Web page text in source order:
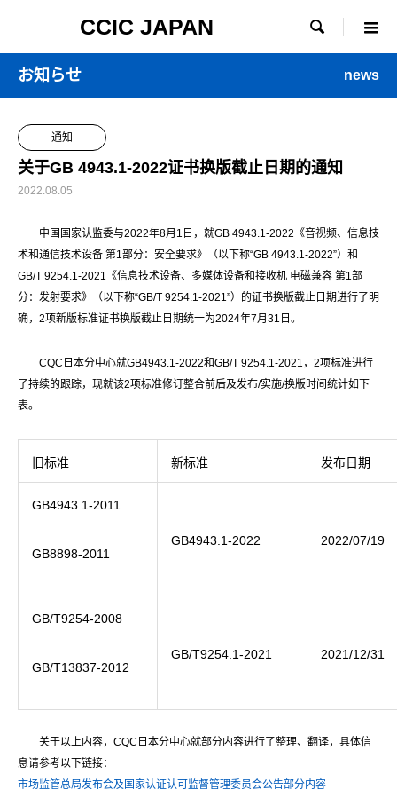
CCIC JAPAN 
お知らせ news
通知
关于GB 4943.1-2022证书换版截止日期的通知
2022.08.05
中国国家认监委与2022年8月1日，就GB 4943.1-2022《音视频、信息技
术和通信技术设备 第1部分：安全要求》（以下称“GB 4943.1-2022”）和
GB/T 9254.1-2021《信息技术设备、多媒体设备和接收机 电磁兼容 第1部
分：发射要求》（以下称“GB/T 9254.1-2021”）的证书换版截止日期进行了明
确，2项新版标准证书换版截止日期统一为2024年7月31日。
CQC日本分中心就GB4943.1-2022和GB/T 9254.1-2021，2项标准进行
了持续的跟踪，现就该2项标准修订整合前后及发布/实施/换版时间统计如下
表。
旧标准 新标准 发布日期
GB4943.1-2011
GB8898-2011
GB4943.1-2022 2022/07/19
GB/T9254-2008
GB/T13837-2012
GB/T9254.1‐2021 2021/12/31
关于以上内容，CQC日本分中心就部分内容进行了整理、翻译，具体信
息请参考以下链接：
市场监管总局发布会及国家认证认可监督管理委员会公告部分内容